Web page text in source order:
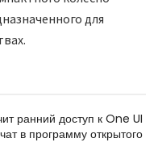
для
ранний доступ к One UI
в программу открытого